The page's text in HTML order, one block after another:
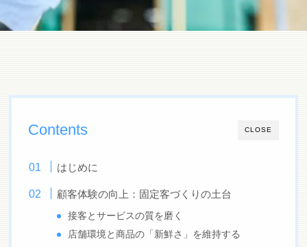
CLOSE
Contents
はじめに
顧客体験の向上：固定客づくりの土台
接客とサービスの質を磨く
店舗環境と商品の「新鮮さ」を維持する